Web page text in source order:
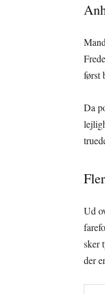
først
Da
Ud
sker
der